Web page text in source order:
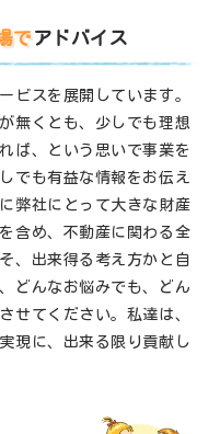
でアドバイス
ビスを展開しています。
無くとも、少しでも理想
ば、という思いで事業を
でも有益な情報をお伝え
弊社にとって大きな財産
含め、不動産に関わる全
、出来得る考え方かと自
どんなお悩みでも、どん
せてください。私達は、
現に、出来る限り貢献し